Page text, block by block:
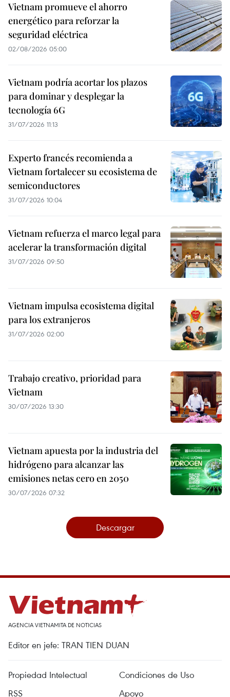
Vietnam promueve el ahorro
energético para reforzar la
seguridad eléctrica
02/08/2026 05:00
Vietnam podría acortar los plazos
para dominar y desplegar la
tecnología 6G
31/07/2026 11:13
Experto francés recomienda a
Vietnam fortalecer su ecosistema de
semiconductores
31/07/2026 10:04
Vietnam refuerza el marco legal para
acelerar la transformación digital
31/07/2026 09:50
Vietnam impulsa ecosistema digital
para los extranjeros
31/07/2026 02:00
Trabajo creativo, prioridad para
Vietnam
30/07/2026 13:30
Vietnam apuesta por la industria del
hidrógeno para alcanzar las
emisiones netas cero en 2050
30/07/2026 07:32
Descargar
AGENCIA VIETNAMITA DE NOTICIAS
Editor en jefe: TRAN TIEN DUAN
Propiedad Intelectual
Condiciones de Uso
RSS
Apoyo